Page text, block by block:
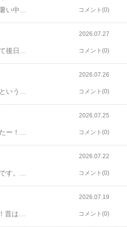
コメント(0)
2026.07.27
コメント(0)
2026.07.26
コメント(0)
2026.07.25
コメント(0)
2026.07.22
コメント(0)
2026.07.19
コメント(0)